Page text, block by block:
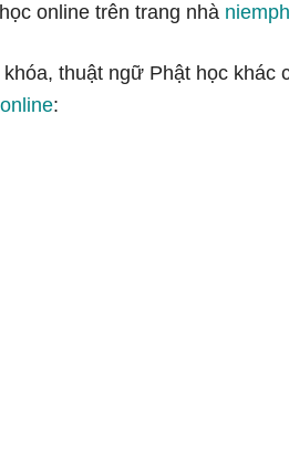
online trên trang nhà
thuật ngữ Phật học khác
: